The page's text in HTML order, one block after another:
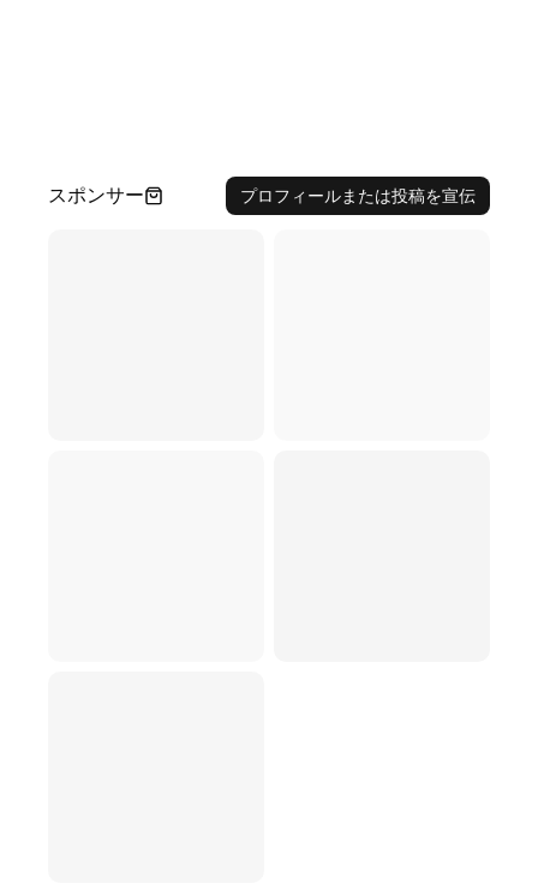
スポンサー プロフィールまたは投稿を宣伝